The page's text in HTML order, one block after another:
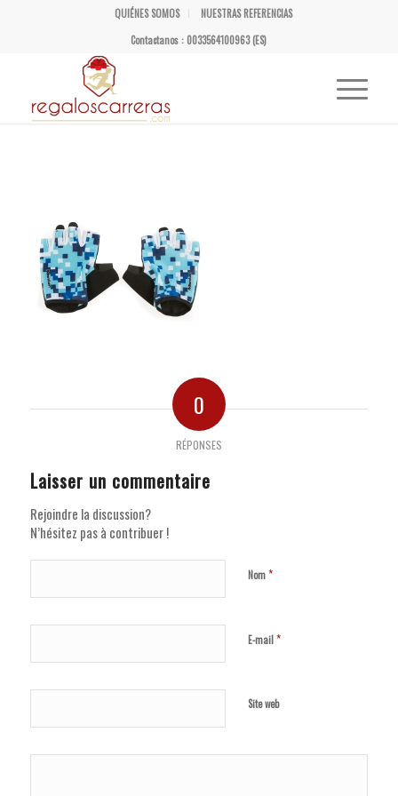
QUIÉNES SOMOS
NUESTRAS REFERENCIAS
Contactanos : 0033564100963 (ES)
0
RÉPONSES
Laisser un commentaire
Rejoindre la discussion?
N’hésitez pas à contribuer !
Nom*
E-mail*
Site web